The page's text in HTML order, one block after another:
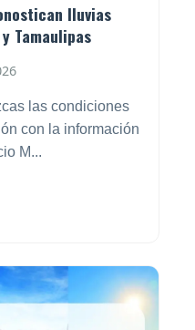
lluvias
Tamaulipas
las condiciones
con la información
M...